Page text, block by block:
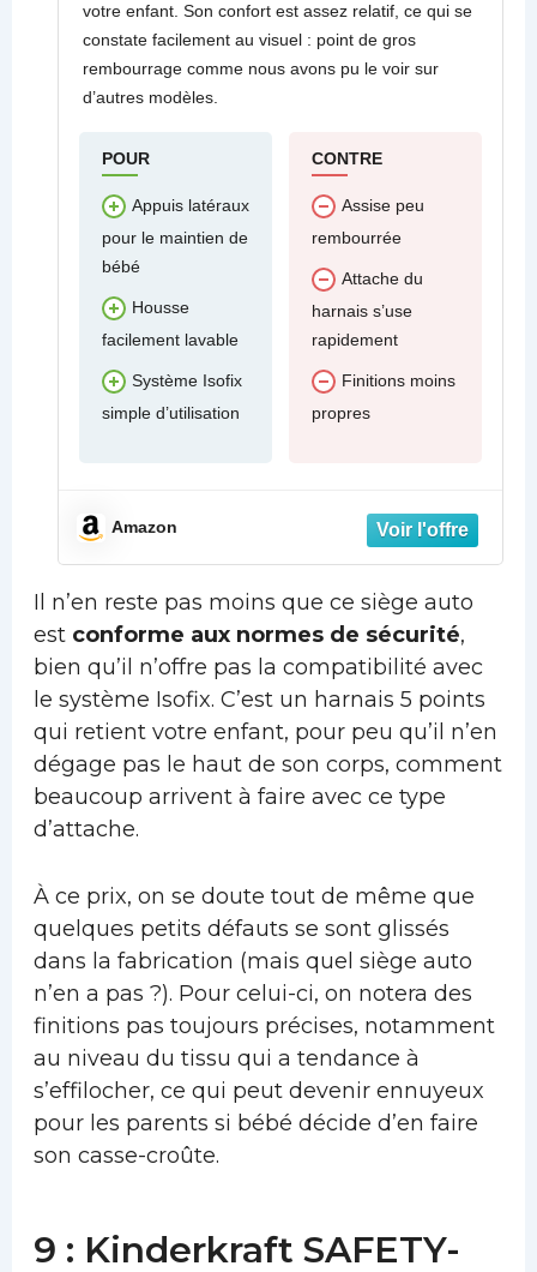
votre enfant. Son confort est assez relatif, ce qui se
constate facilement au visuel : point de gros
rembourrage comme nous avons pu le voir sur
d’autres modèles.
POUR
Appuis latéraux
pour le maintien de
bébé
Housse
facilement lavable
Système Isofix
simple d’utilisation
CONTRE
Assise peu
rembourrée
Attache du
harnais s’use
rapidement
Finitions moins
propres
Amazon
Il n’en reste pas moins que ce siège auto
est conforme aux normes de sécurité,
bien qu’il n’offre pas la compatibilité avec
le système Isofix. C’est un harnais 5 points
qui retient votre enfant, pour peu qu’il n’en
dégage pas le haut de son corps, comment
beaucoup arrivent à faire avec ce type
d’attache.
À ce prix, on se doute tout de même que
quelques petits défauts se sont glissés
dans la fabrication (mais quel siège auto
n’en a pas ?). Pour celui-ci, on notera des
finitions pas toujours précises, notamment
au niveau du tissu qui a tendance à
s’effilocher, ce qui peut devenir ennuyeux
pour les parents si bébé décide d’en faire
son casse-croûte.
9 : Kinderkraft SAFETY-